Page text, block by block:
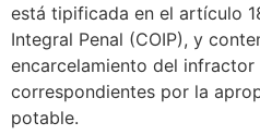
está tipificada en el artículo
Integral Penal (COIP), y
encarcelamiento del
correspondientes por la
potable.